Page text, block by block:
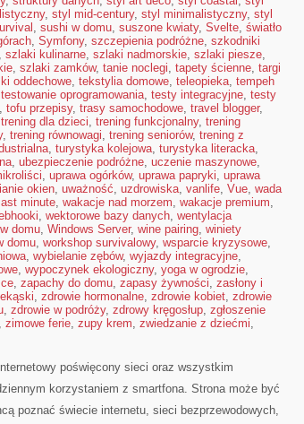
, styl mid-century, styl minimalistyczny, styl
, sushi w domu, suszone kwiaty, Svelte, światło
, Symfony, szczepienia podróżne, szkodniki
, szlaki kulinarne, szlaki nadmorskie, szlaki piesze,
, szlaki zamków, tanie noclegi, tapety ścienne, targi
oddechowe, tekstylia domowe, teleopieka, tempeh
testowanie oprogramowania, testy integracyjne, testy
, tofu przepisy, trasy samochodowe, travel blogger,
trening dla dzieci, trening funkcjonalny, trening
, trening równowagi, trening seniorów, trening z
, turystyka kolejowa, turystyka literacka,
, ubezpieczenie podróżne, uczenie maszynowe,
, uprawa ogórków, uprawa papryki, uprawa
okien, uważność, uzdrowiska, vanlife, Vue, wada
minute, wakacje nad morzem, wakacje premium,
, wektorowe bazy danych, wentylacja
domu, Windows Server, wine pairing, winiety
domu, workshop survivalowy, wsparcie kryzysowe,
, wybielanie zębów, wyjazdy integracyjne,
, wypoczynek ekologiczny, yoga w ogrodzie,
, zapachy do domu, zapasy żywności, zasłony i
, zdrowie hormonalne, zdrowie kobiet, zdrowie
, zdrowie w podróży, zdrowy kręgosłup, zgłoszenie
zimowe ferie, zupy krem, zwiedzanie z dziećmi,
poświęcony sieci oraz wszystkim
korzystaniem z smartfona. Strona może być
poznać świecie internetu, sieci bezprzewodowych,